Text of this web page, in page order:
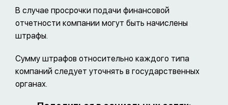
В случае просрочки подачи финансовой
отчетности компании могут быть начислены
штрафы.
Сумму штрафов относительно каждого типа
компаний следует уточнять в государственных
органах.